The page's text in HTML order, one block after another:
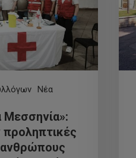
Νέα
Μεσσηνία»:
ανθρώπους